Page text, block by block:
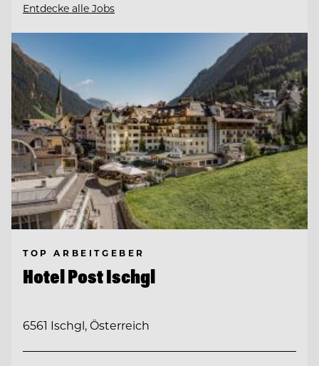
Entdecke alle Jobs
TOP ARBEITGEBER
Hotel Post Ischgl
6561 Ischgl, Österreich